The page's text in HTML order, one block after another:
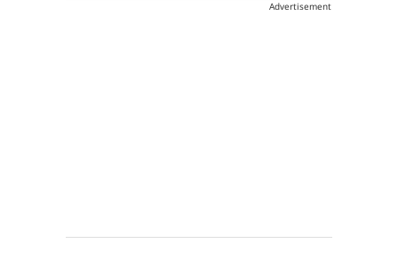
Advertisement